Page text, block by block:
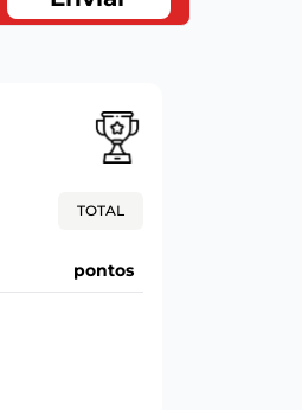
TOTAL
pontos